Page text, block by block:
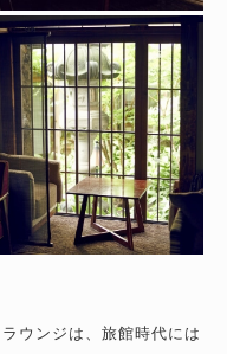
ウンジは、旅館時代には